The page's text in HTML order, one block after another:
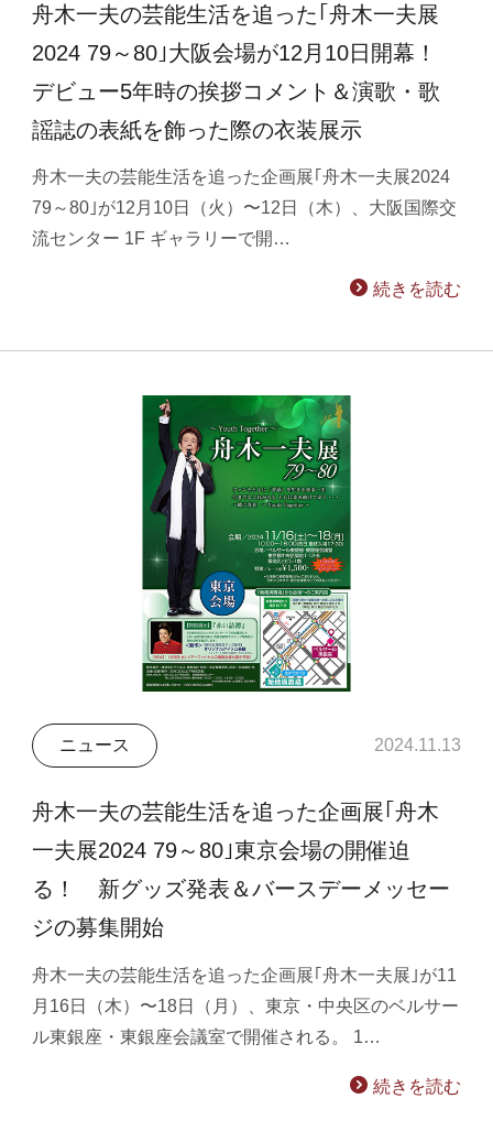
舟木一夫の芸能生活を追った｢舟木一夫展
2024 79～80｣大阪会場が12月10日開幕！
デビュー5年時の挨拶コメント＆演歌・歌
謡誌の表紙を飾った際の衣装展示
舟木一夫の芸能生活を追った企画展｢舟木一夫展2024
79～80｣が12月10日（火）〜12日（木）、大阪国際交
流センター 1F ギャラリーで開…
続きを読む
ニュース 2024.11.13
舟木一夫の芸能生活を追った企画展｢舟木
一夫展2024 79～80｣東京会場の開催迫
る！ 新グッズ発表＆バースデーメッセー
ジの募集開始
舟木一夫の芸能生活を追った企画展｢舟木一夫展｣が11
月16日（木）〜18日（月）、東京・中央区のベルサー
ル東銀座・東銀座会議室で開催される。 1…
続きを読む